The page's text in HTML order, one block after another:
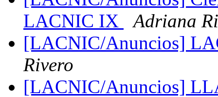
LACNIC IX
Adriana
[LACNIC/Anuncios]
Rivero
[LACNIC/Anuncios]